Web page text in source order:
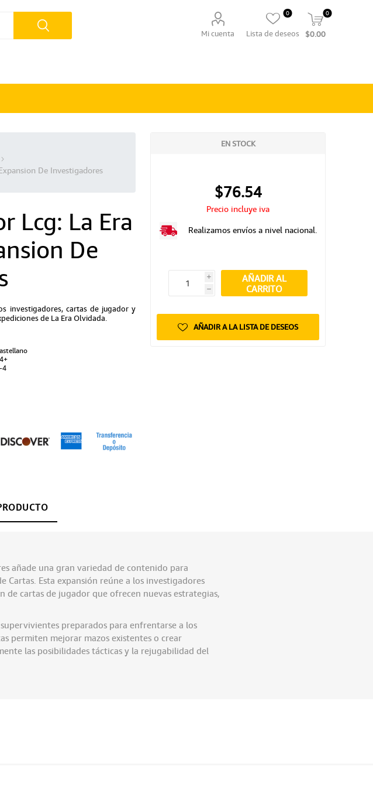
Mi cuenta Lista de deseos
0 0
$0.00
De Investigadores
Lcg: La Era
De
investigadores, cartas de jugador y
de La Era Olvidada.
4
EN STOCK
$76.54
Precio incluye iva
Realizamos envíos a nivel nacional.
i
h
AÑADIR AL
CARRITO
AÑADIR A LA LISTA DE DESEOS
añade una gran variedad de contenido para
Esta expansión reúne a los investigadores
cartas de jugador que ofrecen nuevas estrategias,
preparados para enfrentarse a los
permiten mejorar mazos existentes o crear
las posibilidades tácticas y la rejugabilidad del